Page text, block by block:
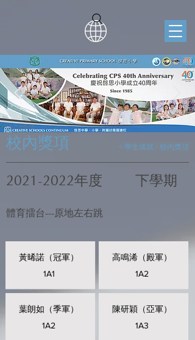
校內獎項 < 學生成就 / 校內獎項
2021-2022年度 下學期
體育擂台---原地左右跳
黃晞諾（冠軍）
1A1
葉朗如（季軍）
1A2
高鳴浠（殿軍）
1A2
陳研穎（亞軍）
1A3